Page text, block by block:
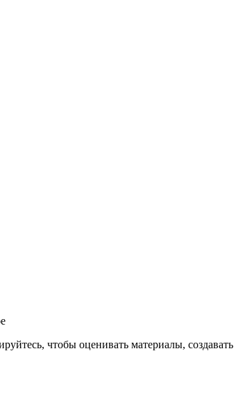
чтобы оценивать материалы,